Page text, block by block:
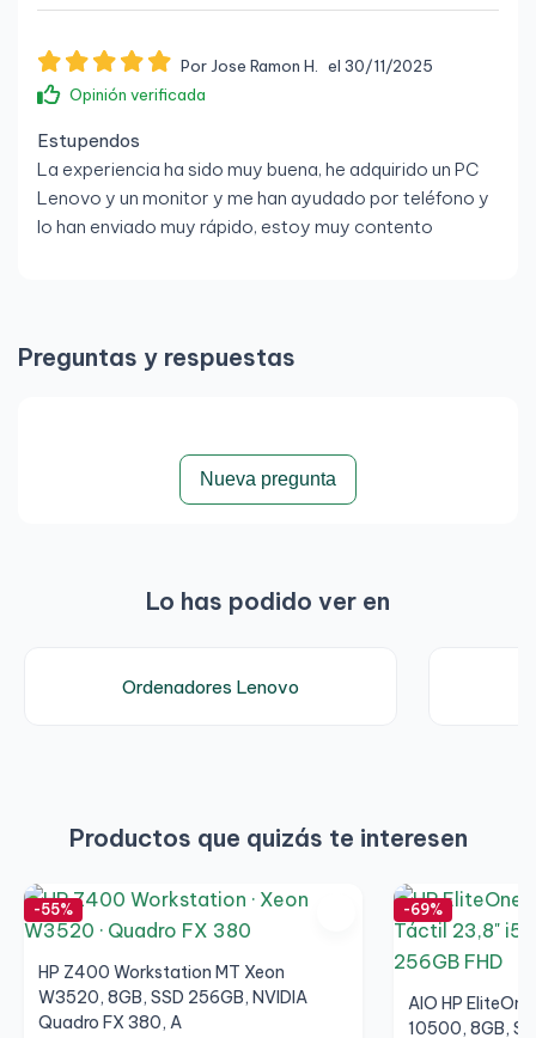
Puerto adicional de vídeo ( Opcional: VGA / 2º DP
/ 2º HDMI / USB-C con DP, según configuración)
Conectividad
Ethernet: Gigabit LAN
Seguridad
Protección de BIOSLenovo
Peso: ~1,3 kg
Por Jose Ramon H.
el 30/11/2025
Opinión verificada
Estupendos
La experiencia ha sido muy buena, he adquirido un PC
Lenovo y un monitor y me han ayudado por teléfono y
lo han enviado muy rápido, estoy muy contento
Preguntas y respuestas
Nueva pregunta
Lo has podido ver en
Ordenadores Lenovo
Productos que quizás te interesen
-55%
HP Z400 Workstation MT Xeon
W3520, 8GB, SSD 256GB, NVIDIA
Quadro FX 380, A
-69%
AIO HP
10500, 8GB,